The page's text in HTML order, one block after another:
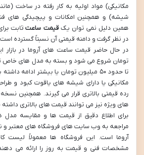
مکانیکی) مواد اولیه به کار رفته در ساخت
شیشه) و همچنین امکانات و پیچیدگی های
همین دلیل نمی توان یکقیمت ساعتثابت
در نظر گرفت و دامنه قیمتی آن نسبتاً گسترده
تومان شروع می شود و بسته به مدل های خاص
تا حدود ۵۰ میلیون تومان یا بیشتر ادامه
مکانیکی یا دارای شیشه های یاقوت کبود و
رده قیمتی بالاتری قرار می گیرند. همچنین
های ویژه نیز می توانند قیمت های بالاتری داشته
برای اطلاع دقیق از قیمت ها و مقایسه مدل
مراجعه به وب سایت های فروشگاه های معتبر و
آروما است. این فروشگاه ها معمولاً لیست
مشخصات فنی و قیمت به روز را ارائه می